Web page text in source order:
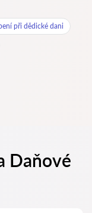
při dědické dani
Daňové